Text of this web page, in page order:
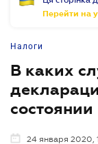
Перейти на
Налоги
В каких
24 января 2020,